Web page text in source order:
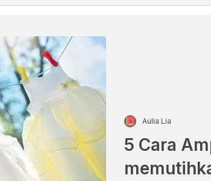
Aulia Lia
5 Cara